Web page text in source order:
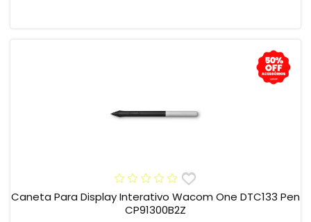
Caneta Para Display Interativo Wacom One DTC133 Pen
CP91300B2Z